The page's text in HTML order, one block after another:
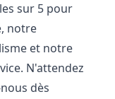
sur 5 pour
notre
et notre
N'attendez
dès